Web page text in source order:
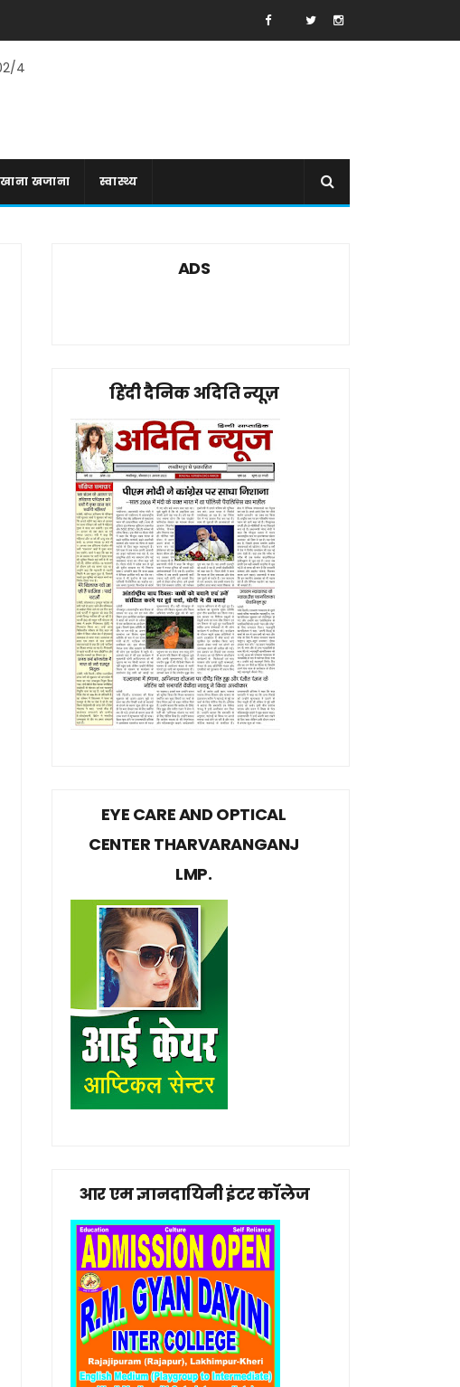
4
खाना खजाना स्वास्थ्य
ADS
हिंदी दैनिक अदिति न्यूज़
EYE CARE AND OPTICAL
CENTER THARVARANGANJ
LMP.
आर एम ज्ञानदायिनी इंटर कॉलेज